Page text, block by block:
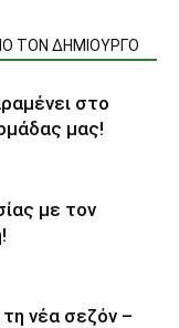
ΤΟΝ ΔΗΜΙΟΥΡΓΟ
στο
μας!
με τον
νέα σεζόν –